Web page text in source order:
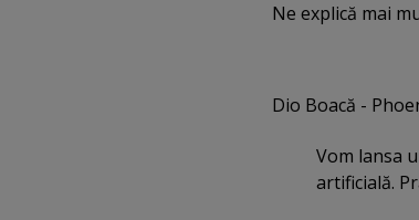
Ne explică mai
Dio Boacă -
Vom lansa
artificială.